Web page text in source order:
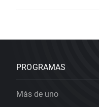
PROGRAMAS
Más de uno